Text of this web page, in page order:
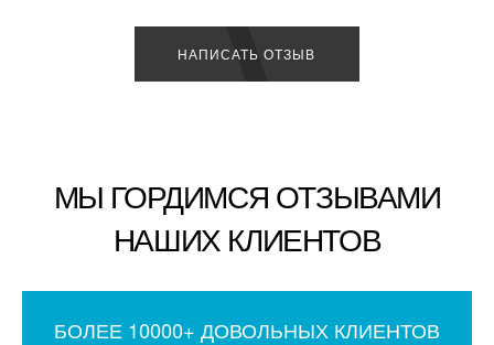
НАПИСАТЬ ОТЗЫВ
МЫ ГОРДИМСЯ ОТЗЫВАМИ
НАШИХ КЛИЕНТОВ
БОЛЕЕ 10000+ ДОВОЛЬНЫХ КЛИЕНТОВ